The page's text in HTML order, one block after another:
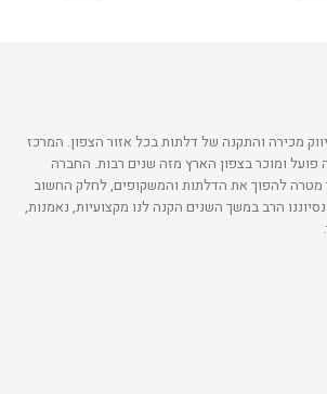
מכירה והתקנה של דלתות בכל אזור הצפון. המרכז
ומוכר בצפון הארץ מזה שנים רבות. החברה
בשנת 1985 מתוך מטרה להפוך את הדלתות והמשקופים, לחלק החשוב
הרב במשך השנים הקנה לנו מקצועיות, נאמנות,